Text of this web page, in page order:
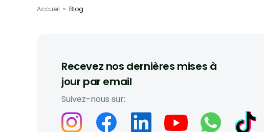
Accueil » Blog
Recevez nos dernières mises à
jour par email
Suivez-nous sur: